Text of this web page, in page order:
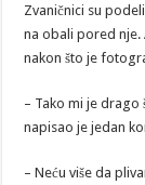
Zvaničnici su
na obali pored nje.
nakon što je
– Tako mi je drago
napisao je jedan
– Neću više da